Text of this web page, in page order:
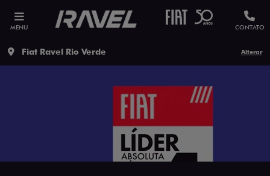
MENU CONTATO
Fiat Ravel Rio Verde Alterar